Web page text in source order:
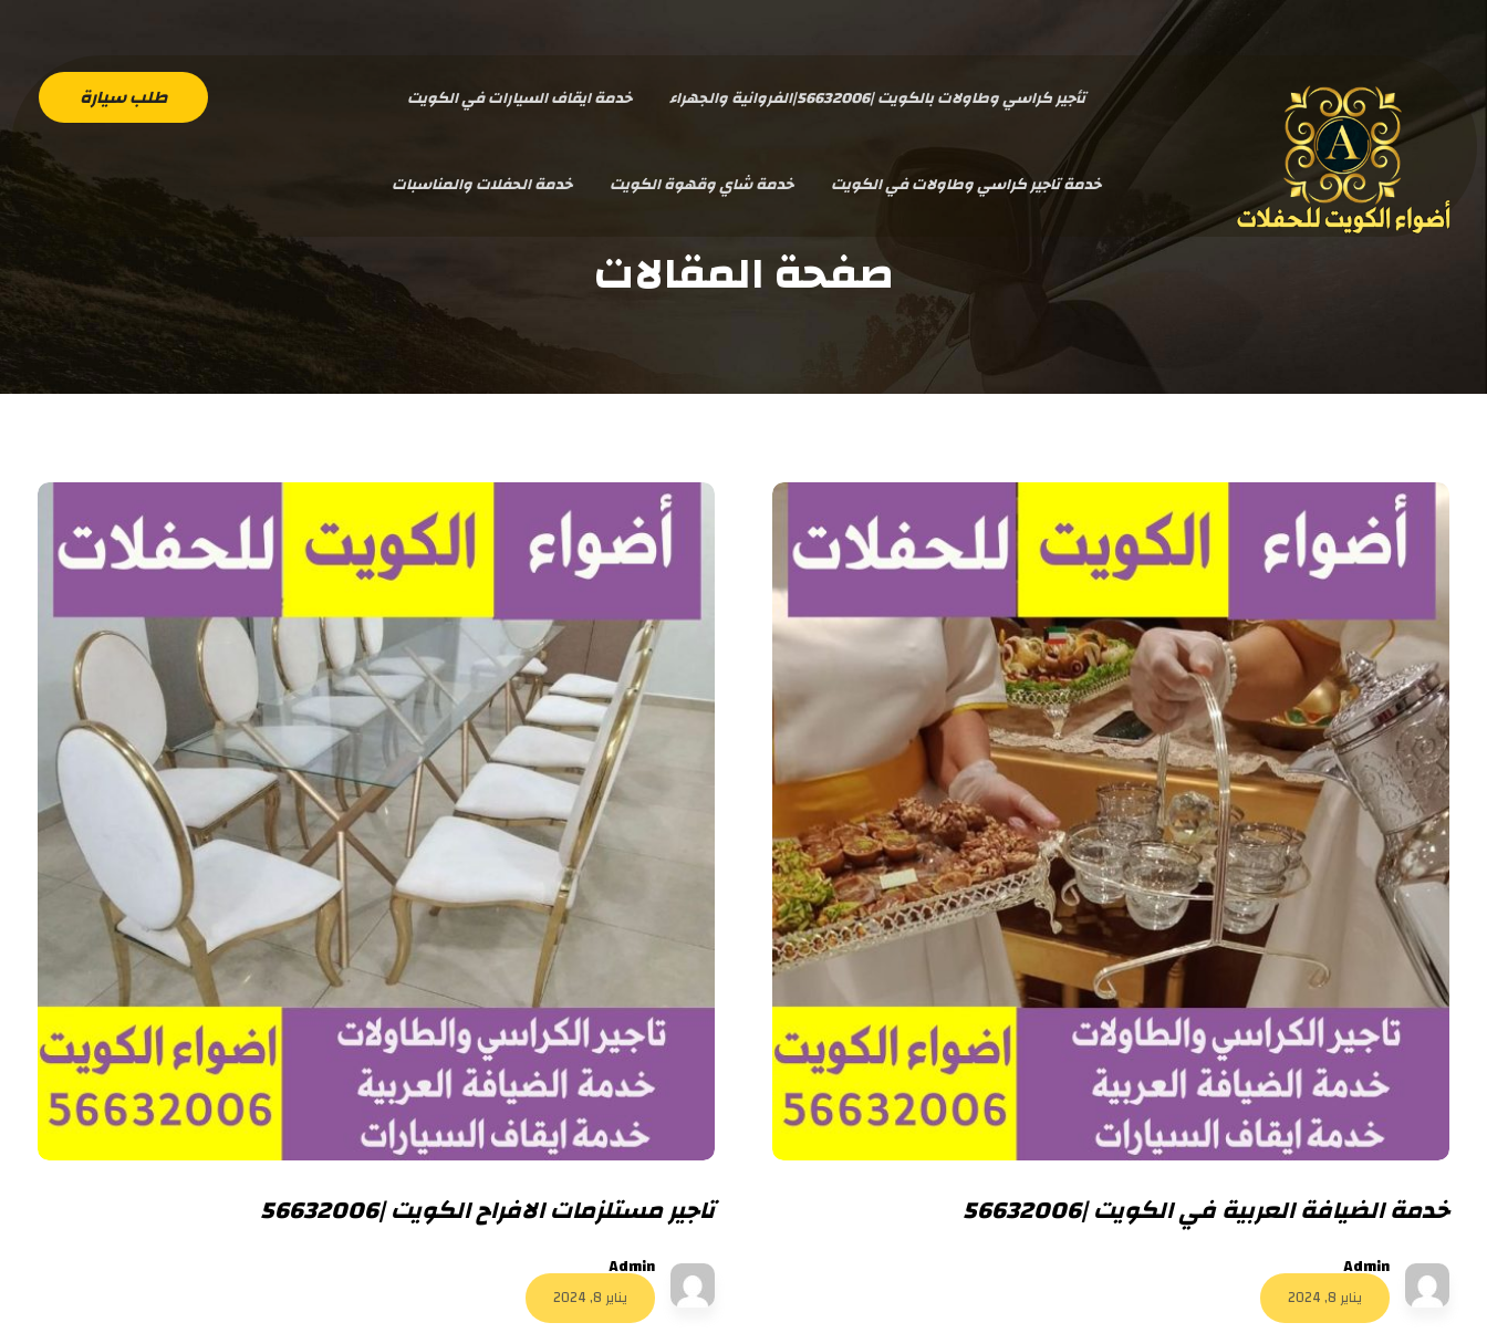
تأجير كراسي وطاولات بالكويت |56632006|الفروانية والجهراء خدمة ايقاف السيارات في الكويت
خدمة تاجير كراسي وطاولات في الكويت خدمة شاي وقهوة الكويت خدمة الحفلات والمناسبات
طلب سيارة
صفحة المقالات
خدمة الضيافة العربية في الكويت |56632006
Admin
يناير 8, 2024
تاجير مستلزمات الافراح الكويت |56632006
Admin
يناير 8, 2024